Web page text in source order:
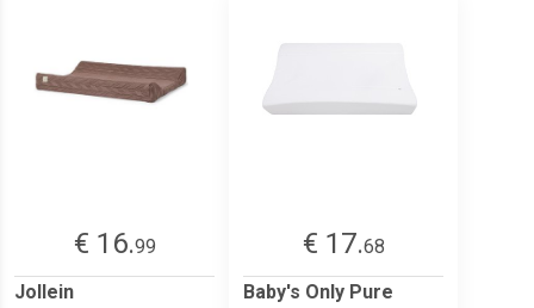
€ 16.99
Jollein
€ 17.68
Baby's Only Pure